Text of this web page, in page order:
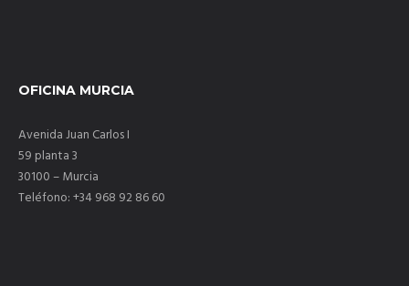
OFICINA MURCIA
Avenida Juan Carlos I
59 planta 3
30100 – Murcia
Teléfono: +34 968 92 86 60